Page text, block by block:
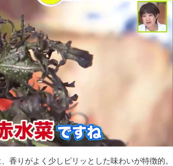
香りがよく少しピリッとした味わいが特徴的。